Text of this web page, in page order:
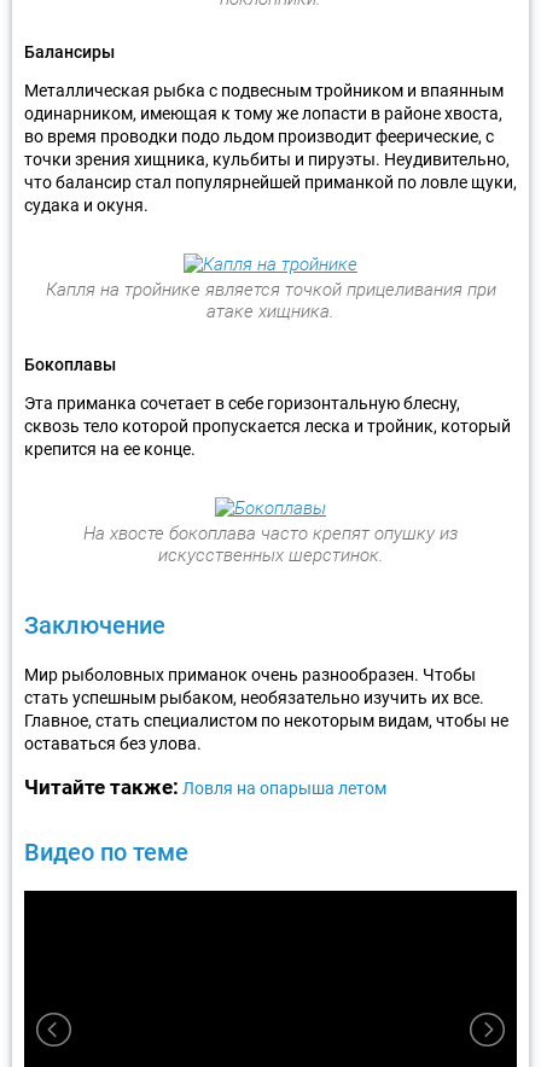
Балансиры
Металлическая рыбка с подвесным тройником и впаянным
одинарником, имеющая к тому же лопасти в районе хвоста,
во время проводки подо льдом производит феерические, с
точки зрения хищника, кульбиты и пируэты. Неудивительно,
что балансир стал популярнейшей приманкой по ловле щуки,
судака и окуня.
Капля на тройнике является точкой прицеливания при
атаке хищника.
Бокоплавы
Эта приманка сочетает в себе горизонтальную блесну,
сквозь тело которой пропускается леска и тройник, который
крепится на ее конце.
На хвосте бокоплава часто крепят опушку из
искусственных шерстинок.
Заключение
Мир рыболовных приманок очень разнообразен. Чтобы
стать успешным рыбаком, необязательно изучить их все.
Главное, стать специалистом по некоторым видам, чтобы не
оставаться без улова.
Читайте также: Ловля на опарыша летом
Видео по теме